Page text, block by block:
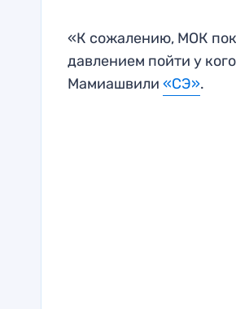
«К сожалению, МОК
давлением пойти у
Мамиашвили «СЭ».